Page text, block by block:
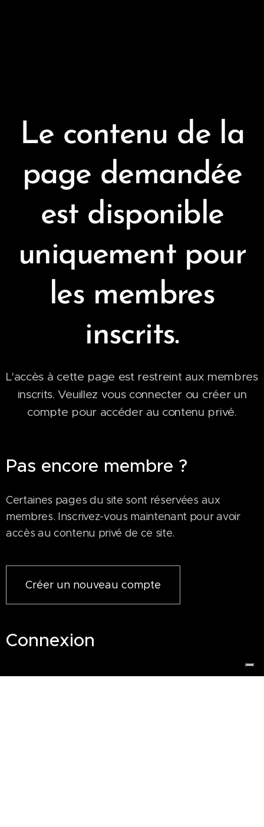
Le contenu de la
page demandée
est disponible
uniquement pour
les membres
inscrits.
L'accès à cette page est restreint aux membres
inscrits. Veuillez vous connecter ou créer un
compte pour accéder au contenu privé.
Pas encore membre ?
Certaines pages du site sont réservées aux
membres. Inscrivez-vous maintenant pour avoir
accès au contenu privé de ce site.
Créer un nouveau compte
Connexion